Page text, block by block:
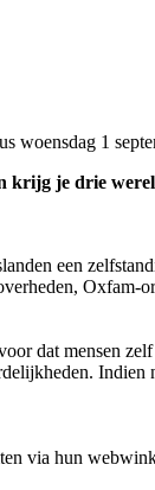
woensdag 1
je drie
een
Oxfam-
dat mensen
via hun